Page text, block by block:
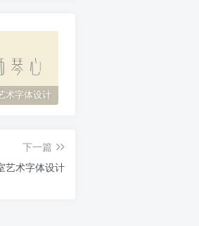
术字体设计
下一篇
艺术字体设计